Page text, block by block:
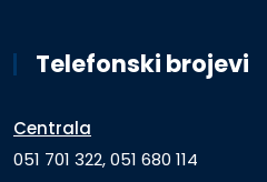
Telefonski brojevi
Centrala
051 701 322, 051 680 114